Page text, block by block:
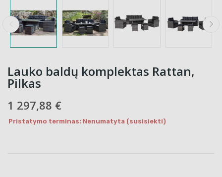
Lauko baldų komplektas Rattan,
Pilkas
1 297,88 €
Pristatymo terminas: Nenumatyta (susisiekti)